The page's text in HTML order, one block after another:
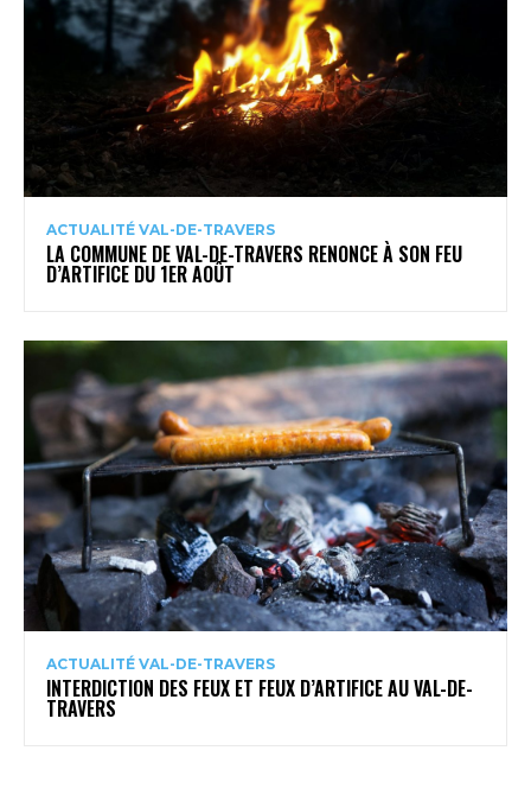
ACTUALITÉ VAL-DE-TRAVERS
LA COMMUNE DE VAL-DE-TRAVERS RENONCE À SON FEU
D’ARTIFICE DU 1ER AOÛT
ACTUALITÉ VAL-DE-TRAVERS
INTERDICTION DES FEUX ET FEUX D’ARTIFICE AU VAL-DE-
TRAVERS